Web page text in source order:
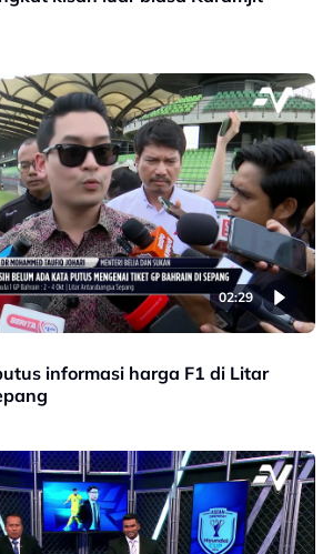
02:29
informasi harga F1 di Litar